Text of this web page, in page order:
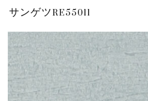
DIYお役立ち情報
2025.12.22
DIYで猫ちゃんドアを付けよう。...
DIYお役立ち情報
サンゲツリザーブの壁紙について...
サンゲツRE55011